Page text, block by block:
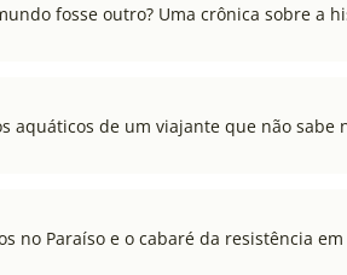
fosse outro? Uma crônica sobre a
aquáticos de um viajante que não sabe
no Paraíso e o cabaré da resistência em